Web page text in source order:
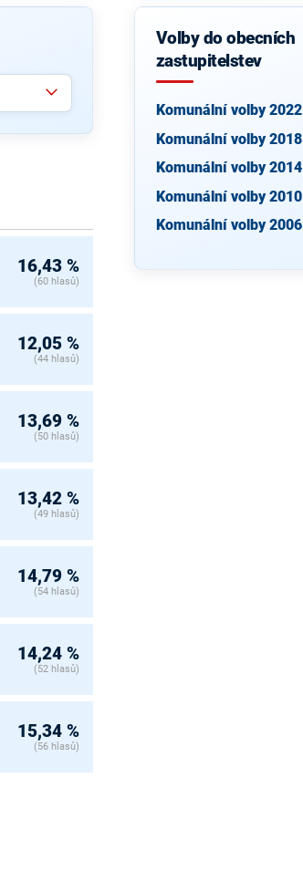
16,43 %
(60 hlasů)
12,05 %
(44 hlasů)
13,69 %
(50 hlasů)
13,42 %
(49 hlasů)
14,79 %
(54 hlasů)
14,24 %
(52 hlasů)
15,34 %
(56 hlasů)
Volby do obecních
zastupitelstev
Komunální volby 2022
Komunální volby 2018
Komunální volby 2014
Komunální volby 2010
Komunální volby 2006